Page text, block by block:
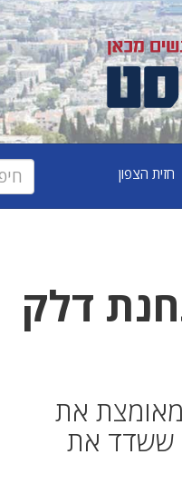
חזית הצפון
דלק
מאומצת את
בביצוע השוד ולהביא למעצרו, תושב חיפה בן 49, ששדד את